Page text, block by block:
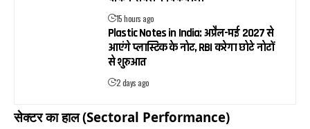
15 hours ago
Plastic Notes in India: अप्रैल-मई 2027 से
आएंगे प्लास्टिक के नोट, RBI करेगा छोटे नोटों
से शुरुआत
2 days ago
सेक्टर का हाल (Sectoral Performance)